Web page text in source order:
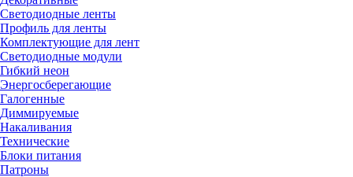
Светодиодные ленты
Профиль для ленты
Комплектующие для лент
Светодиодные модули
Гибкий неон
Энергосберегающие
Галогенные
Диммируемые
Накаливания
Технические
Блоки питания
Патроны